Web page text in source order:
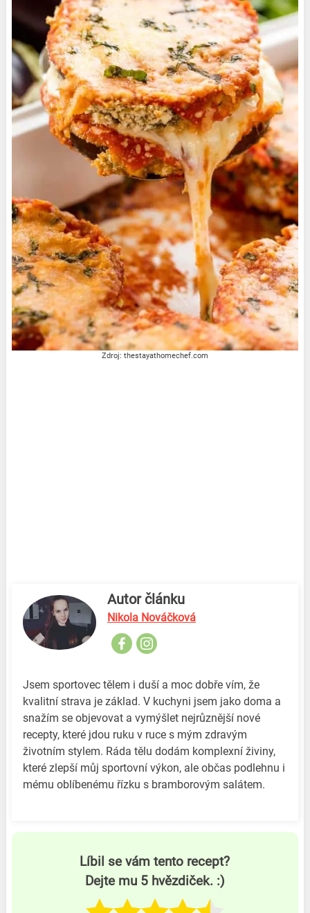
Zdroj: thestayathomechef.com
Autor článku
Nikola Nováčková
Jsem sportovec tělem i duší a moc dobře vím, že
kvalitní strava je základ. V kuchyni jsem jako doma a
snažím se objevovat a vymýšlet nejrůznější nové
recepty, které jdou ruku v ruce s mým zdravým
životním stylem. Ráda tělu dodám komplexní živiny,
které zlepší můj sportovní výkon, ale občas podlehnu i
mému oblíbenému řízku s bramborovým salátem.
Líbil se vám tento recept?
Dejte mu 5 hvězdiček. :)